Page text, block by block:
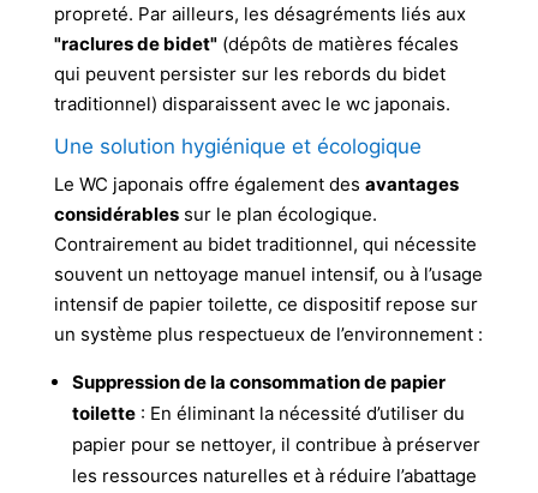
propreté. Par ailleurs, les désagréments liés aux
"raclures de bidet"(dépôts de matières fécales
qui peuvent persister sur les rebords du bidet
traditionnel) disparaissent avec le wc japonais.
Une solution hygiénique et écologique
Le WC japonais offre également des avantages
considérablessur le plan écologique.
Contrairement au bidet traditionnel, qui nécessite
souvent un nettoyage manuel intensif, ou à l’usage
intensif de papier toilette, ce dispositif repose sur
un système plus respectueux de l’environnement :
Suppression de la consommation de papier
toilette: En éliminant la nécessité d’utiliser du
papier pour se nettoyer, il contribue à préserver
les ressources naturelles et à réduire l’abattage